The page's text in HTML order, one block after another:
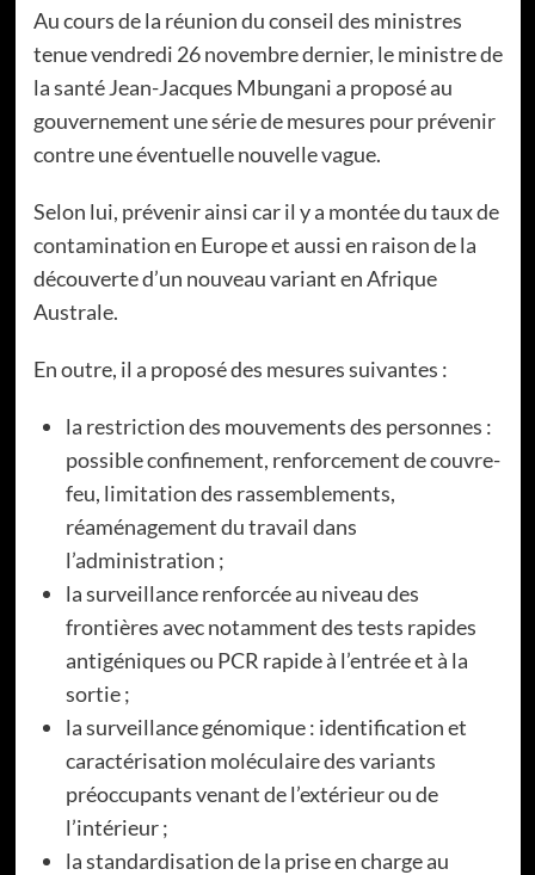
Au cours de la réunion du conseil des ministres
tenue vendredi 26 novembre dernier, le ministre de
la santé Jean-Jacques Mbungani a proposé au
gouvernement une série de mesures pour prévenir
contre une éventuelle nouvelle vague.
Selon lui, prévenir ainsi car il y a montée du taux de
contamination en Europe et aussi en raison de la
découverte d’un nouveau variant en Afrique
Australe.
En outre, il a proposé des mesures suivantes :
la restriction des mouvements des personnes :
possible confinement, renforcement de couvre-
feu, limitation des rassemblements,
réaménagement du travail dans
l’administration ;
la surveillance renforcée au niveau des
frontières avec notamment des tests rapides
antigéniques ou PCR rapide à l’entrée et à la
sortie ;
la surveillance génomique : identification et
caractérisation moléculaire des variants
préoccupants venant de l’extérieur ou de
l’intérieur ;
la standardisation de la prise en charge au